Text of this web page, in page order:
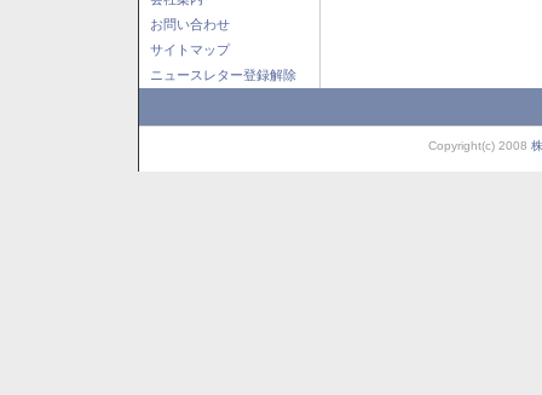
お問い合わせ
サイトマップ
ニュースレター登録解除
Copyright(c) 2008